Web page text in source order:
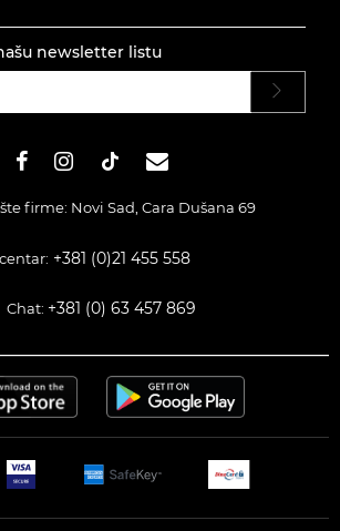
newsletter listu
firme: Novi Sad, Cara Dušana 69
+381 (0)21 455 558
Chat: +381 (0) 63 457 869